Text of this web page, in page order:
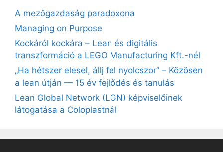
A mezőgazdaság paradoxona
Managing on Purpose
Kockáról kockára – Lean és digitális
transzformáció a LEGO Manufacturing Kft.-nél
„Ha hétszer elesel, állj fel nyolcszor” – Közösen
a lean útján — 15 év fejlődés és tanulás
Lean Global Network (LGN) képviselőinek
látogatása a Coloplastnál